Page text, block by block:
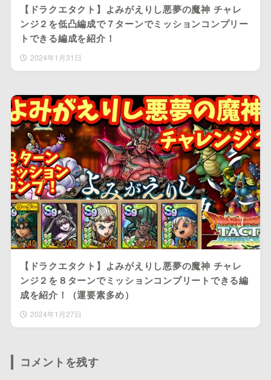
【ドラクエタクト】よみがえりし悪夢の魔神 チャレ
ンジ２を低凸編成で７ターンでミッションコンプリー
トできる編成を紹介！
2024年1月31日
【ドラクエタクト】よみがえりし悪夢の魔神 チャレ
ンジ２を８ターンでミッションコンプリートできる編
成を紹介！（運要素多め）
2024年1月27日
コメントを残す